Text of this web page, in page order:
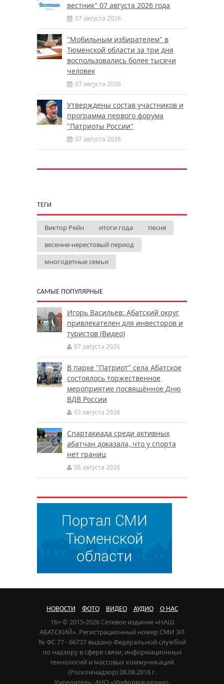
вестник" 07 августа 2026 года
07 августа 2026
"Мобильным избирателем" в
Тюменской области за три дня
воспользовались более тысячи
человек
07 августа 2026
Утверждены состав участников и
программа первого форума
"Патриоты России"
07 августа 2026
ТЕГИ
Виктор Рейн итоги года
песня
весенне-нерестовый период
многодетные семьи
САМЫЕ ПОПУЛЯРНЫЕ
Игорь Васильев: Абатский округ
привлекателен для инвесторов и
туристов (Видео)
07 августа 2026
В парке "Патриот" села Абатское
состоялось торжественное
мероприятие посвящённое Дню
ВДВ России
03 августа 2026
Спартакиада среди активных
абатчан доказала, что у спорта
нет границ
06 августа 2026
НОВОСТИ ФОТО ВИДЕО АУДИО О НАС
16+ © 2015-2026 Сетевое издание «НАШ
АБАТСКИЙ». Регистрационный номер СМИ ЭЛ
№ ФС 77 - 66737 выдано Федеральной службой
по надзору в сфере связи, информационных
технологий и массовых коммуникаций
(Роскомнадзор) 08.08.2016 г.
Учредитель: АНО «Информационно-